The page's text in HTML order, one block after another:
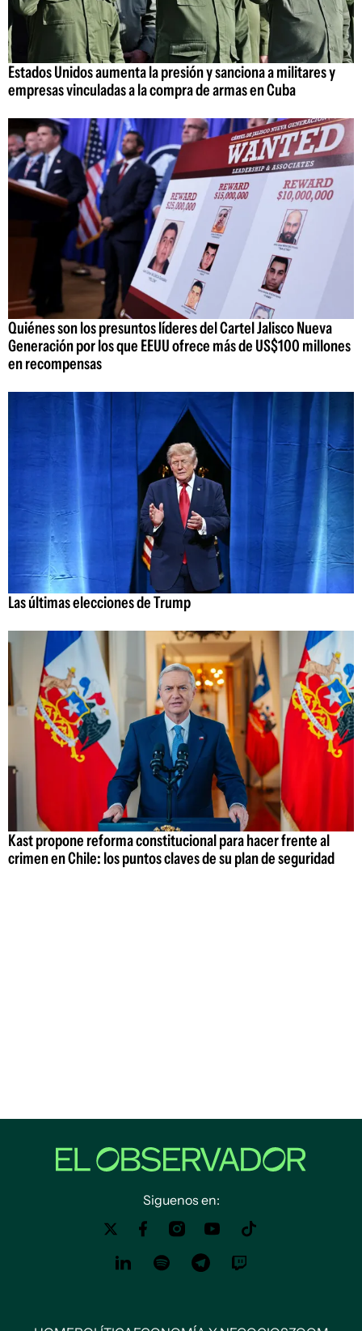
Estados Unidos aumenta la presión y sanciona a militares y
empresas vinculadas a la compra de armas en Cuba
Quiénes son los presuntos líderes del Cartel Jalisco Nueva
Generación por los que EEUU ofrece más de US$100 millones
en recompensas
Las últimas elecciones de Trump
Kast propone reforma constitucional para hacer frente al
crimen en Chile: los puntos claves de su plan de seguridad
Siguenos en: